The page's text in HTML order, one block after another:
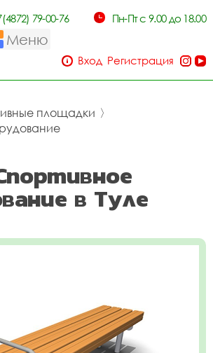
79-00-76 Пн-Пт с 9.00 до 18.00
Меню
Вход Регистрация
площадки 〉
в Туле